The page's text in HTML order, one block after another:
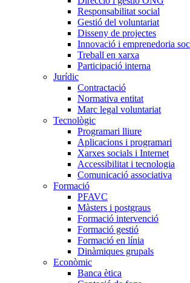
Responsabilitat social
Gestió del voluntariat
Disseny de projectes
Innovació i emprenedoria
Treball en xarxa
Participació interna
Jurídic
Contractació
Normativa entitat
Marc legal voluntariat
Tecnològic
Programari lliure
Aplicacions i programari
Xarxes socials i Internet
Accessibilitat i tecnologia
Comunicació associativa
Formació
PFAVC
Màsters i postgraus
Formació intervenció
Formació gestió
Formació en línia
Dinàmiques grupals
Econòmic
Banca ètica